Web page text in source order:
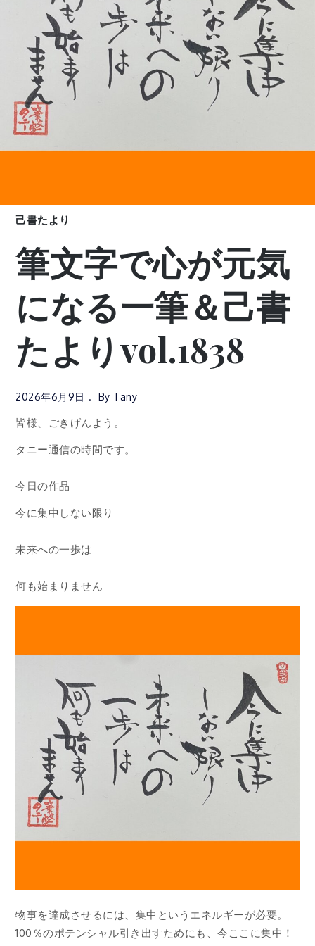
己書たより
筆文字で心が元気
になる一筆＆己書
たよりvol.1838
2026年6月9日 By Tany
皆様、ごきげんよう。
タニー通信の時間です。
今日の作品
今に集中しない限り
未来への一歩は
何も始まりません
物事を達成させるには、集中というエネルギーが必要。
100％のポテンシャル引き出すためにも、今ここに集中！